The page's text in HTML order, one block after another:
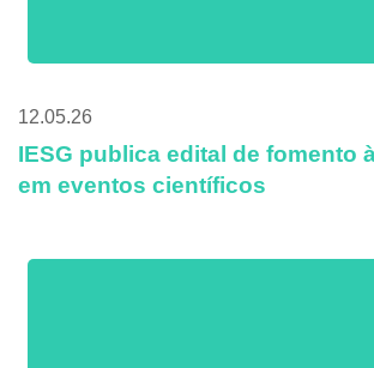
12.05.26
IESG publica edital de fomento
em eventos científicos